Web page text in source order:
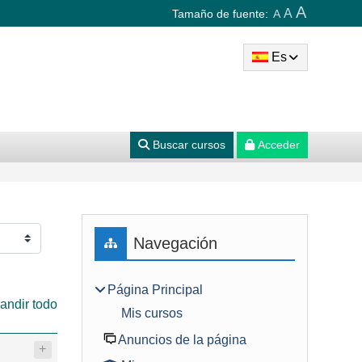
Tamaño de fuente: A A A
Es
Buscar cursos Acceder
todo
Bloques
Navegación
Página Principal
Mis cursos
Anuncios de la página